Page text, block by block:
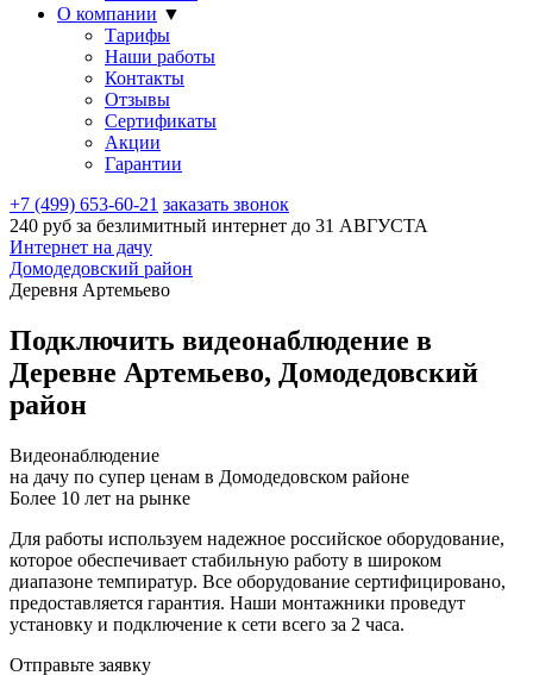
О компании ▼
Тарифы
Наши работы
Контакты
Отзывы
Сертификаты
Акции
Гарантии
+7 (499) 653-60-21 заказать звонок
240 руб за безлимитный интернет до 31 АВГУСТА
Интернет на дачу
Домодедовский район
Деревня Артемьево
Подключить видеонаблюдение в
Деревне Артемьево, Домодедовский
район
Видеонаблюдение
на дачу по супер ценам в Домодедовском районе
Более 10 лет на рынке
Для работы используем надежное российское оборудование,
которое обеспечивает стабильную работу в широком
диапазоне темпиратур. Все оборудование сертифицировано,
предоставляется гарантия. Наши монтажники проведут
установку и подключение к сети всего за 2 часа.
Отправьте заявку